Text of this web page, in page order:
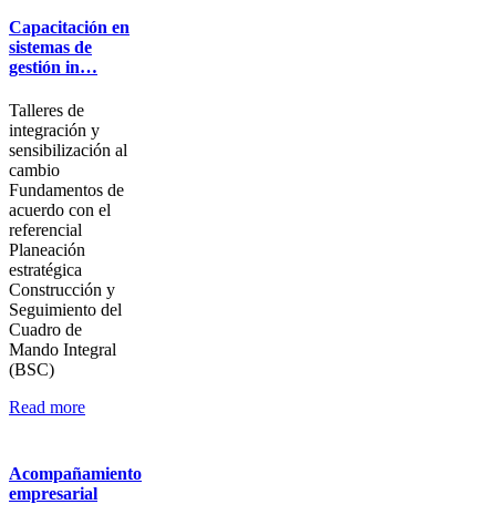
Capacitación en
sistemas de
gestión in…
Talleres de
integración y
sensibilización al
cambio
Fundamentos de
acuerdo con el
referencial
Planeación
estratégica
Construcción y
Seguimiento del
Cuadro de
Mando Integral
(BSC)
Read more
Acompañamiento
empresarial